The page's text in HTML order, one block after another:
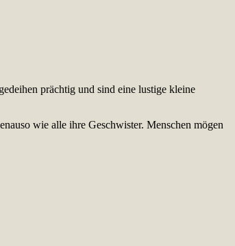
prächtig und sind eine lustige kleine
wie alle ihre Geschwister. Menschen mögen